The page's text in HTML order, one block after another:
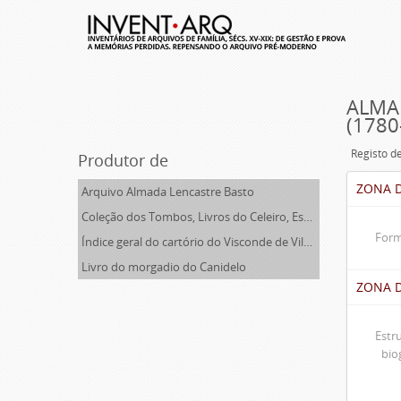
Produtor de
Arquivo Almada Lencastre Basto
Coleção dos Tombos, Livros do Celeiro, Escrituras, Documentos e títulos pertencentes ao Morgado de Freiriz e de Penegate
Índice geral do cartório do Visconde de Vila Nova do Souto d'El-Rei
Livro do morgadio do Canidelo
Registo
ZONA
ZONA